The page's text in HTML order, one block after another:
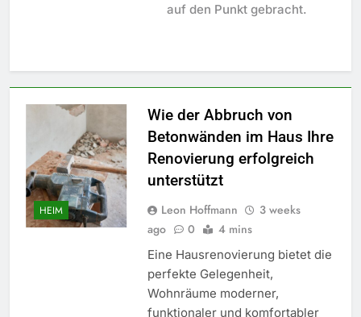
auf den Punkt gebracht.
HEIM
Wie der Abbruch von
Betonwänden im Haus Ihre
Renovierung erfolgreich
unterstützt
Leon Hoffmann
3 weeks
ago
0 4 mins
Eine Hausrenovierung bietet die
perfekte Gelegenheit,
Wohnräume moderner,
funktionaler und komfortabler